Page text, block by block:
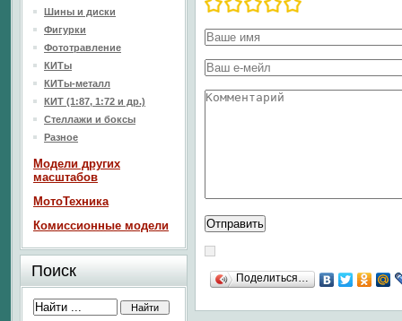
Поделиться…
Шины и диски
Фигурки
Фототравление
КИТы
КИТы-металл
КИТ (1:87, 1:72 и др.)
Стеллажи и боксы
Разное
Модели других
масштабов
МотоТехника
Комиссионные модели
Поиск